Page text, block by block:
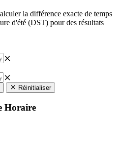
la différence exacte de temps
d'été (DST) pour des résultats
Réinitialiser
Horaire